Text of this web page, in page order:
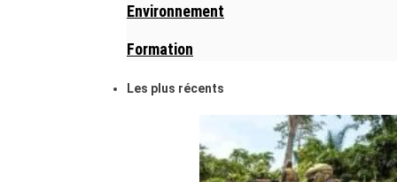
Environnement
Formation
Les plus récents